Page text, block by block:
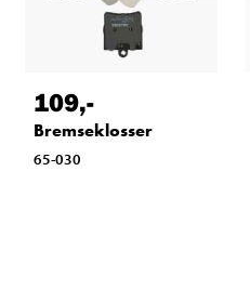
109,-
Bremseklosser
65-030